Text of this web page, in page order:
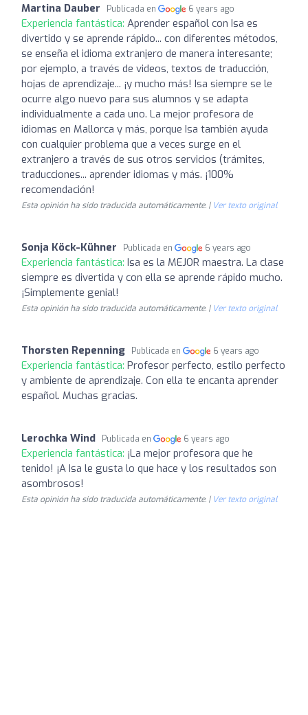
Martina Dauber Publicada en 6 years ago
Experiencia fantástica: Aprender español con Isa es
divertido y se aprende rápido... con diferentes métodos,
se enseña el idioma extranjero de manera interesante;
por ejemplo, a través de videos, textos de traducción,
hojas de aprendizaje... ¡y mucho más! Isa siempre se le
ocurre algo nuevo para sus alumnos y se adapta
individualmente a cada uno. La mejor profesora de
idiomas en Mallorca y más, porque Isa también ayuda
con cualquier problema que a veces surge en el
extranjero a través de sus otros servicios (trámites,
traducciones... aprender idiomas y más. ¡100%
recomendación!
Esta opinión ha sido traducida automáticamente. | Ver texto original
Sonja Köck-Kühner Publicada en 6 years ago
Experiencia fantástica: Isa es la MEJOR maestra. La clase
siempre es divertida y con ella se aprende rápido mucho.
¡Simplemente genial!
Esta opinión ha sido traducida automáticamente. | Ver texto original
Thorsten Repenning Publicada en 6 years ago
Experiencia fantástica: Profesor perfecto, estilo perfecto
y ambiente de aprendizaje. Con ella te encanta aprender
español. Muchas gracias.
Lerochka Wind Publicada en 6 years ago
Experiencia fantástica: ¡La mejor profesora que he
tenido! ¡A Isa le gusta lo que hace y los resultados son
asombrosos!
Esta opinión ha sido traducida automáticamente. | Ver texto original